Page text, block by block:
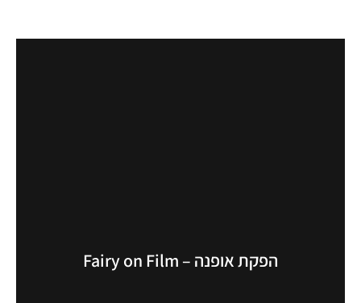
הפקת אופנה – Fairy on Film